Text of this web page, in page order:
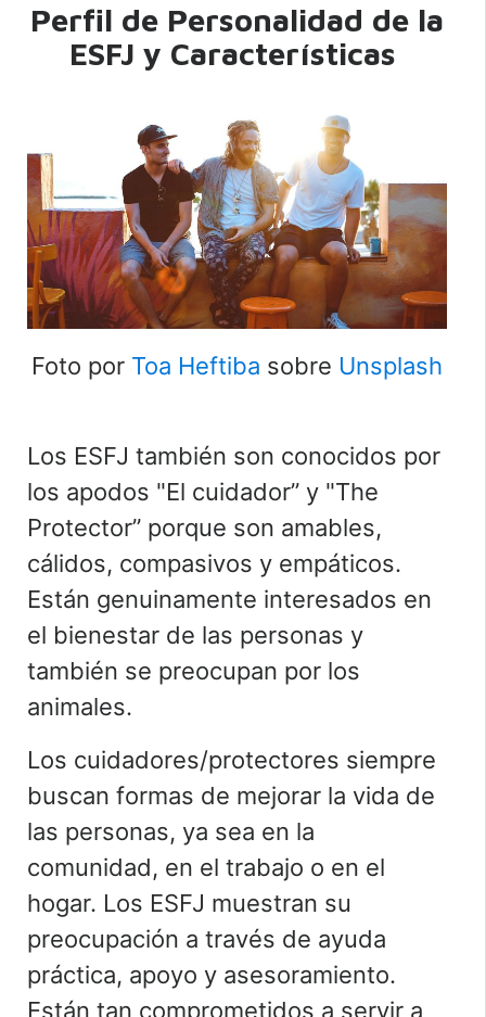
Perfil de Personalidad de la
ESFJ y Características
Foto por Toa Heftiba sobre Unsplash
Los ESFJ también son conocidos por
los apodos "El cuidador” y "The
Protector” porque son amables,
cálidos, compasivos y empáticos.
Están genuinamente interesados en
el bienestar de las personas y
también se preocupan por los
animales.
Los cuidadores/protectores siempre
buscan formas de mejorar la vida de
las personas, ya sea en la
comunidad, en el trabajo o en el
hogar. Los ESFJ muestran su
preocupación a través de ayuda
práctica, apoyo y asesoramiento.
Están tan comprometidos a servir a